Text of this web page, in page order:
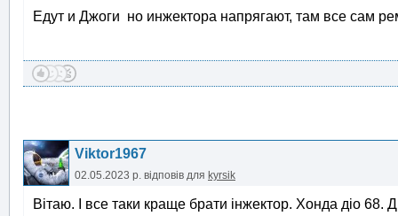
Едут и Джоги но инжектора напрягают, там все сам
Viktor1967
02.05.2023 р. відповів для kyrsik
Вітаю. І все таки краще брати інжектор. Хонда діо